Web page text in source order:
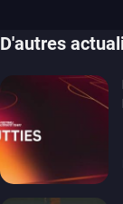
D'autres